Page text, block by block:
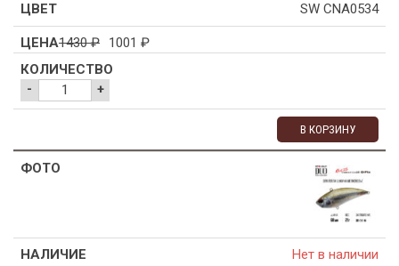
SW CNA0534
1430₽ 1001 ₽
- +
В КОРЗИНУ
Нет в наличии